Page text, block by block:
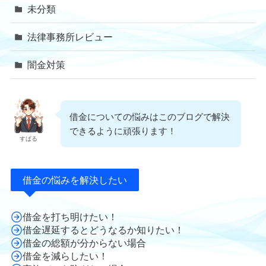
未分類
法律事務所レビュー
闇金対策
すばる
借金についての悩みはこのブログで解決
できるように頑張ります！
借金の悩みを解決したい
借金を打ち明けたい！
借金遅延するとどうなるか知りたい！
借金の総額が分からない場合
借金を減らしたい！